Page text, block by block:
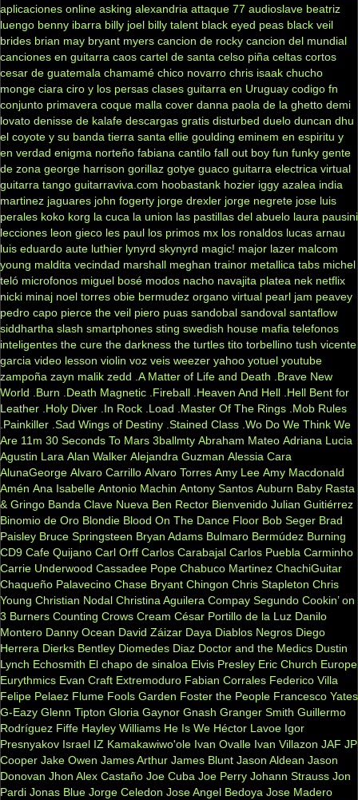
aplicaciones online asking alexandria attaque 77 audioslave beatriz
luengo benny ibarra billy joel billy talent black eyed peas black veil
brides brian may bryant myers cancion de rocky cancion del mundial
canciones en guitarra caos cartel de santa celso piña celtas cortos
cesar de guatemala chamamé chico novarro chris isaak chucho
monge ciara ciro y los persas clases guitarra en Uruguay codigo fn
conjunto primavera coque malla cover danna paola de la ghetto demi
lovato denisse de kalafe descargas gratis disturbed duelo duncan dhu
el coyote y su banda tierra santa ellie goulding eminem en espiritu y
en verdad enigma norteño fabiana cantilo fall out boy fun funky gente
de zona george harrison gorillaz gotye guaco guitarra electrica virtual
guitarra tango guitarraviva.com hoobastank hozier iggy azalea india
martinez jaguares john fogerty jorge drexler jorge negrete jose luis
perales koko korg la cuca la union las pastillas del abuelo laura pausini
lecciones leon gieco les paul los primos mx los ronaldos lucas arnau
luis eduardo aute luthier lynyrd skynyrd magic! major lazer malcom
young maldita vecindad marshall meghan trainor metallica tabs michel
teló microfonos miguel bosé modos nacho navajita platea nek netflix
nicki minaj noel torres obie bermudez organo virtual pearl jam peavey
pedro capo pierce the veil piero puas sandobal sandoval santaflow
siddhartha slash smartphones sting swedish house mafia telefonos
inteligentes the cure the darkness the turtles tito torbellino tush vicente
garcia video lesson violin voz veis weezer yahoo yotuel youtube
zampoña zayn malik zedd .A Matter of Life and Death
.Brave New
World
.Burn .Death Magnetic .Fireball .Heaven And Hell .Hell Bent for
Leather .Holy Diver .In Rock .Load .Master Of The Rings .Mob Rules
.Painkiller .Sad Wings of Destiny .Stained Class .Wo Do We Think We
Are 11m 30 Seconds To Mars 3ballmty Abraham Mateo Adriana Lucia
Agustin Lara Alan Walker Alejandra Guzman Alessia Cara
AlunaGeorge Alvaro Carrillo Alvaro Torres Amy Lee Amy Macdonald
Amén Ana Isabelle Antonio Machin Antony Santos Auburn Baby Rasta
& Gringo Banda Clave Nueva Ben Rector Bienvenido Julian Guitiérrez
Binomio de Oro Blondie Blood On The Dance Floor Bob Seger Brad
Paisley Bruce Springsteen Bryan Adams Bulmaro Bermúdez Burning
CD9 Cafe Quijano Carl Orff Carlos Carabajal Carlos Puebla Carminho
Carrie Underwood Cassadee Pope Chabuco Martinez ChachiGuitar
Chaqueño Palavecino Chase Bryant Chingon Chris Stapleton Chris
Young Christian Nodal Christina Aguilera Compay Segundo Cookin’ on
3 Burners Counting Crows Cream César Portillo de la Luz Danilo
Montero Danny Ocean David Záizar Daya Diablos Negros Diego
Herrera Dierks Bentley Diomedes Diaz Doctor and the Medics Dustin
Lynch Echosmith El chapo de sinaloa Elvis Presley Eric Church Europe
Eurythmics Evan Craft Extremoduro Fabian Corrales Federico Villa
Felipe Pelaez Flume Fools Garden Foster the People Francesco Yates
G-Eazy Glenn Tipton Gloria Gaynor Gnash Granger Smith Guillermo
Rodríguez Fiffe Hayley Williams He Is We Héctor Lavoe Igor
Presnyakov Israel IZ Kamakawiwo'ole Ivan Ovalle Ivan Villazon JAF JP
Cooper Jake Owen James Arthur James Blunt Jason Aldean Jason
Donovan Jhon Alex Castaño Joe Cuba Joe Perry Johann Strauss Jon
Pardi Jonas Blue Jorge Celedon Jose Angel Bedoya Jose Madero